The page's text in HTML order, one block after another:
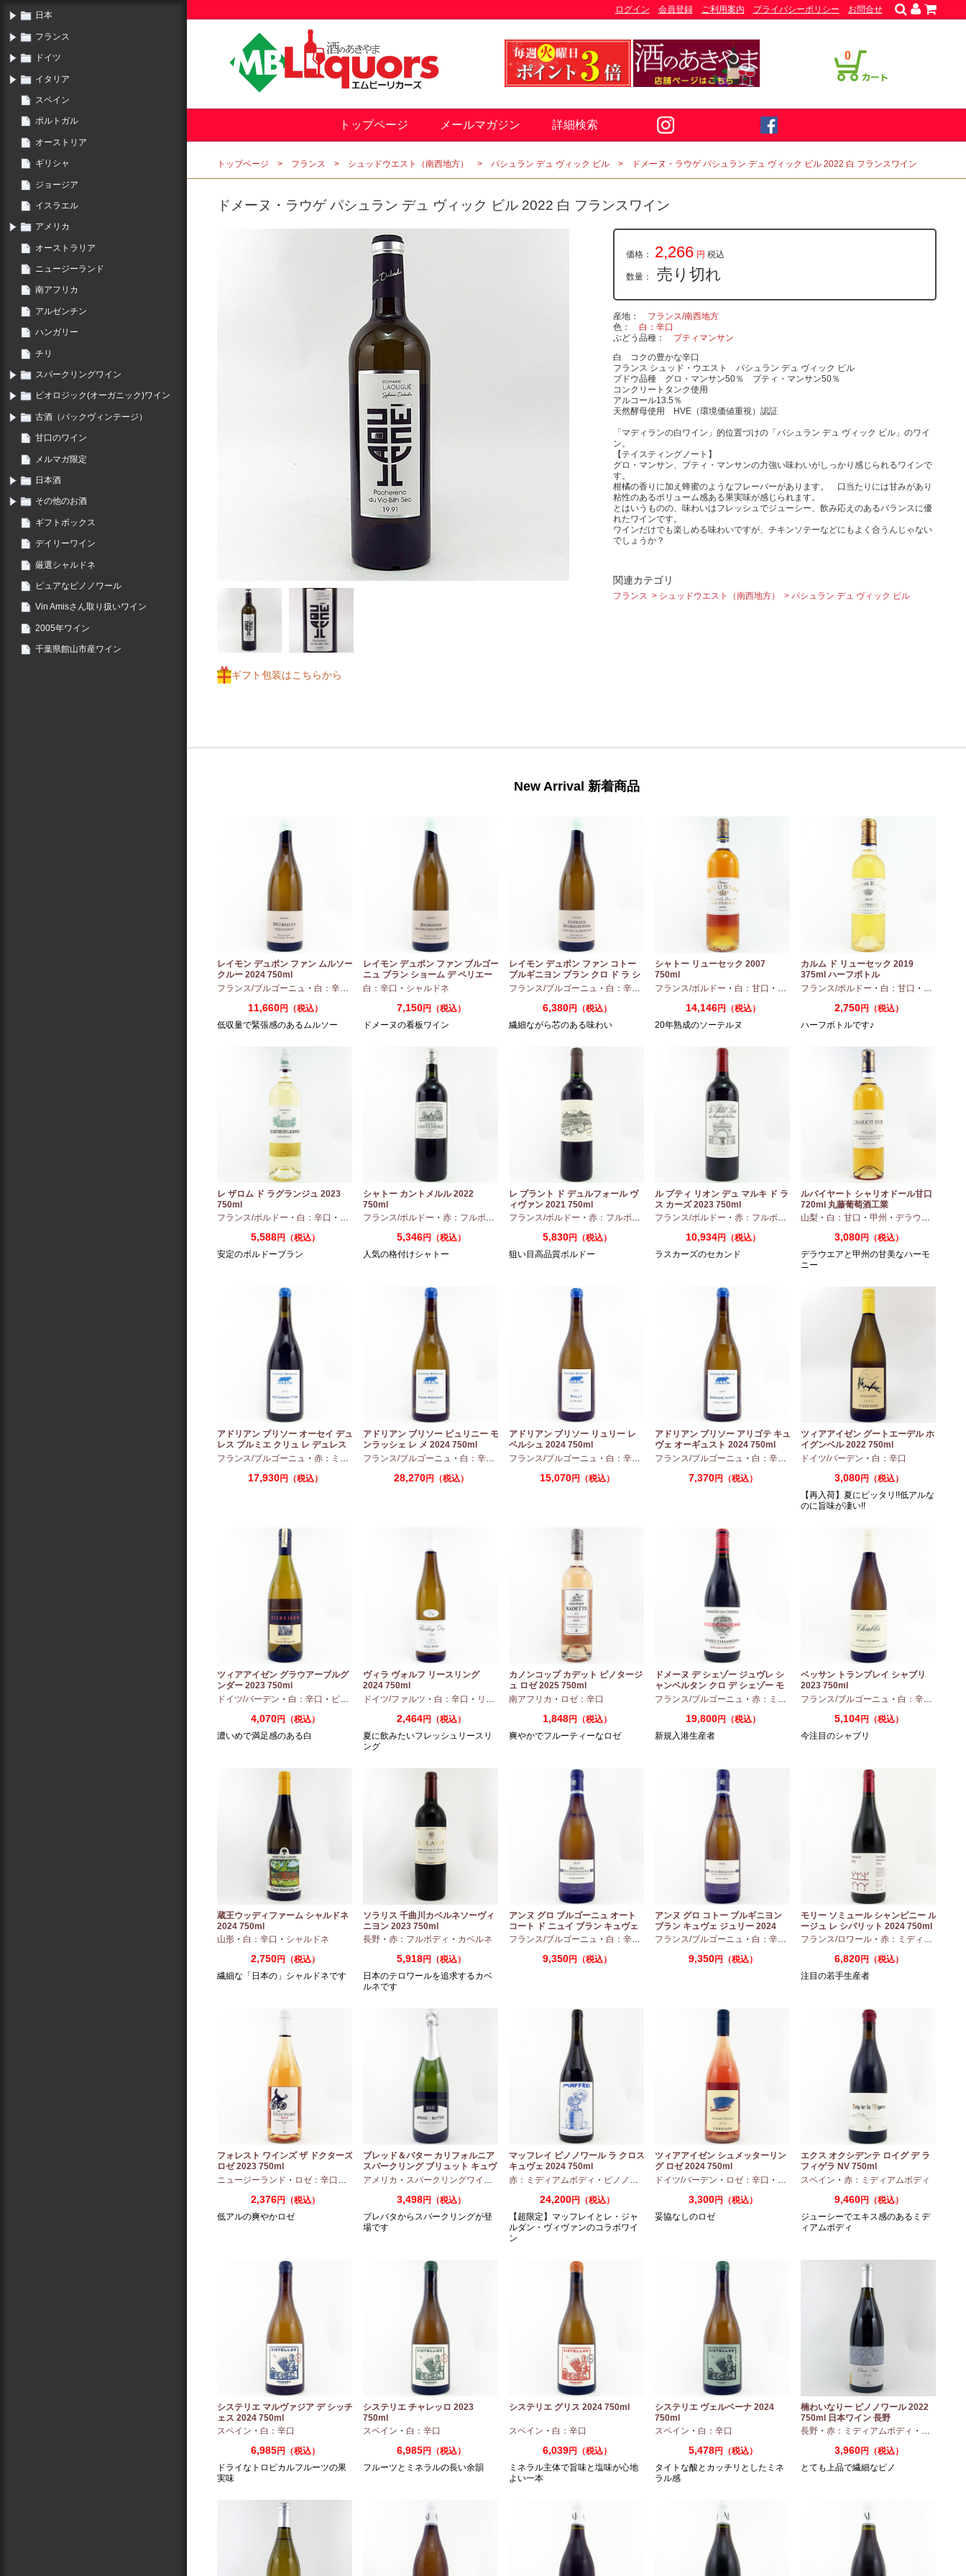
日本
フランス
ドイツ
イタリア
スペイン
ポルトガル
オーストリア
ギリシャ
ジョージア
イスラエル
アメリカ
オーストラリア
ニュージーランド
南アフリカ
アルゼンチン
ハンガリー
チリ
スパークリングワイン
ビオロジック(オーガニック)ワイン
古酒（バックヴィンテージ）
甘口のワイン
メルマガ限定
日本酒
その他のお酒
ギフトボックス
デイリーワイン
厳選シャルドネ
ピュアなピノノワール
Vin Amisさん取り扱いワイン
2005年ワイン
千葉県館山市産ワイン
0
ログイン 会員登録 ご利用案内 プライバシーポリシー お問合せ
トップページ メールマガジン 詳細検索
トップページ フランス シュッドウエスト（南西地方） パシュラン デュ ヴィック ビル ドメーヌ・ラウゲ パシュラン デュ ヴィック ビル 2022 白 フランスワイン
ドメーヌ・ラウゲ パシュラン デュ ヴィック ビル 2022 白 フランスワイン
ギフト包装はこちらから
価格： 2,266 円 税込
数量： 売り切れ
産地
フランス/南西地方
色
白：辛口
ぶどう品種
プティマンサン
白 コクの豊かな辛口
フランス シュッド・ウエスト パシュラン デュ ヴィック ビル
ブドウ品種 グロ・マンサン50％ プティ・マンサン50％
コンクリートタンク使用
アルコール13.5％
天然酵母使用 HVE（環境価値重視）認証
「マディランの白ワイン」的位置づけの「パシュラン デュ ヴィック ビル」のワイ
ン。
【テイスティングノート】
グロ・マンサン、プティ・マンサンの力強い味わいがしっかり感じられるワインで
す。
柑橘の香りに加え蜂蜜のようなフレーバーがあります。 口当たりには甘みがあり
粘性のあるボリューム感ある果実味が感じられます。
とはいうものの、味わいはフレッシュでジューシー、飲み応えのあるバランスに優
れたワインです。
ワインだけでも楽しめる味わいですが、チキンソテーなどにもよく合うんじゃない
でしょうか？
関連カテゴリ
フランス シュッドウエスト（南西地方） パシュラン デュ ヴィック ビル
New Arrival 新着商品
レイモン デュポン ファン ムルソー
クルー 2024 750ml
フランス/ブルゴーニュ ・ 白：辛口 シャルドネ
11,660円（税込）
低収量で緊張感のあるムルソー
レイモン デュポン ファン ブルゴー
ニュ ブラン ショーム デ ペリエー
ル 2024 750ml
白：辛口 ・ シャルドネ
7,150円（税込）
ドメーヌの看板ワイン
レイモン デュポン ファン コトー
ブルギニヨン ブラン クロ ド ラ シ
ャペル 2024 750ml
フランス/ブルゴーニュ ・ 白：辛口 シャルドネ
6,380円（税込）
繊細ながら芯のある味わい
シャトー リューセック 2007
750ml
フランス/ボルドー ・ 白：甘口 ・ セミヨン・ソーヴィニオンブラン
14,146円（税込）
20年熟成のソーテルヌ
カルム ド リューセック 2019
375ml ハーフボトル
フランス/ボルドー ・ 白：甘口 ・
2,750円（税込）
ハーフボトルです♪
レ ザロム ド ラグランジュ 2023
750ml
フランス/ボルドー ・ 白：辛口 ・ セミヨン・ソーヴィニオンブラン
5,588円（税込）
安定のボルドーブラン
シャトー カントメルル 2022
750ml
フランス/ボルドー ・ 赤：フルボディ ・カベルネ・カベルネフラン・プティヴェルド・メルロー
5,346円（税込）
人気の格付けシャトー
レ プラント ド デュルフォール ヴ
ィヴァン 2021 750ml
フランス/ボルドー ・ 赤：フルボディ
5,830円（税込）
狙い目高品質ボルドー
ル プティ リオン デュ マルキ ド ラ
ス カーズ 2023 750ml
フランス/ボルドー ・ 赤：フルボディ
10,934円（税込）
ラスカーズのセカンド
ルバイヤート シャリオドール甘口
720ml 丸藤葡萄酒工業
山梨・ 白：甘口 ・ 甲州 ・ デラウエア
3,080円（税込）
デラウエアと甲州の甘美なハーモ
ニー
アドリアン ブリソー オーセイ デュ
レス プルミエ クリュ レ デュレス
2024 750ml
フランス/ブルゴーニュ ・ 赤：ミディアムボディ ・ピノノワール
17,930円（税込）
アドリアン ブリソー ピュリニー モ
ンラッシェ レ メ 2024 750ml
フランス/ブルゴーニュ ・ 白：辛口 シャルドネ
28,270円（税込）
アドリアン ブリソー リュリー レ
ペルシュ 2024 750ml
フランス/ブルゴーニュ ・ 白：辛口 シャルドネ
15,070円（税込）
アドリアン ブリソー アリゴテ キュ
ヴェ オーギュスト 2024 750ml
フランス/ブルゴーニュ ・ 白：辛口 アリゴテ
7,370円（税込）
ツィアアイゼン グートエーデル ホ
イグンベル 2022 750ml
ドイツ/バーデン ・ 白：辛口
3,080円（税込）
【再入荷】夏にピッタリ!!低アルな
のに旨味が凄い!!
ツィアアイゼン グラウアーブルグ
ンダー 2023 750ml
ドイツ/バーデン ・ 白：辛口 ・ ピノグリ
4,070円（税込）
濃いめで満足感のある白
ヴィラ ヴォルフ リースリング
2024 750ml
ドイツ/ファルツ ・ 白：辛口 ・ リースリング
2,464円（税込）
夏に飲みたいフレッシュリースリ
ング
カノンコップ カデット ピノタージ
ュ ロゼ 2025 750ml
南アフリカ ・ ロゼ：辛口
1,848円（税込）
爽やかでフルーティーなロゼ
ドメーヌ デ シェゾー ジュヴレ シ
ャンベルタン クロ デ シェゾー モ
ノポール 2023 750ml
フランス/ブルゴーニュ ・ 赤：ミディアムボディ ・ピノノワール
19,800円（税込）
新規入港生産者
ベッサン トランブレイ シャブリ
2023 750ml
フランス/ブルゴーニュ ・ 白：辛口
5,104円（税込）
今注目のシャブリ
蔵王ウッディファーム シャルドネ
2024 750ml
山形・ 白：辛口 ・ シャルドネ
2,750円（税込）
繊細な「日本の」シャルドネです
ソラリス 千曲川カベルネソーヴィ
ニヨン 2023 750ml
長野・ 赤：フルボディ ・ カベルネ
5,918円（税込）
日本のテロワールを追求するカベ
ルネです
アンヌ グロ ブルゴーニュ オート
コート ド ニュイ ブラン キュヴェ
マリーヌ 2024 750ml
フランス/ブルゴーニュ ・ 白：辛口 シャルドネ
9,350円（税込）
アンヌ グロ コトー ブルギニヨン
ブラン キュヴェ ジュリー 2024
フランス/ブルゴーニュ ・ 白：辛口 シャルドネ
9,350円（税込）
モリー ソミュール シャンピニー ル
ージュ レ シバリット 2024 750ml
フランス/ロワール・ 赤：ミディアムボディ
6,820円（税込）
注目の若手生産者
フォレスト ワインズ ザ ドクターズ
ロゼ 2023 750ml
ニュージーランド ・ ロゼ：辛口 ピノノワール
2,376円（税込）
低アルの爽やかロゼ
ブレッド＆バター カリフォルニア
スパークリング ブリュット キュヴ
ェ NV 750ml
アメリカ ・ スパークリングワイン シャルドネ
3,498円（税込）
ブレバタからスパークリングが登
場です
マッフレイ ピノノワール ラ クロス
キュヴェ 2024 750ml
赤：ミディアムボディ ・ ピノノワール
24,200円（税込）
【超限定】マッフレイとレ・ジャ
ルダン・ヴィヴァンのコラボワイ
ン
ツィアアイゼン シュメッターリン
グ ロゼ 2024 750ml
ドイツ/バーデン ・ ロゼ：辛口 ・ ピノノワール
3,300円（税込）
妥協なしのロゼ
エクス オクシデンテ ロイグ デ ラ
フィゲラ NV 750ml
（2022/2023）
スペイン ・ 赤：ミディアムボディ
9,460円（税込）
ジューシーでエキス感のあるミデ
ィアムボディ
システリエ マルヴァジア デ シッチ
ェス 2024 750ml
スペイン ・ 白：辛口
6,985円（税込）
ドライなトロピカルフルーツの果
実味
システリエ チャレッロ 2023
750ml
スペイン ・ 白：辛口
6,985円（税込）
フルーツとミネラルの長い余韻
システリエ グリス 2024 750ml
スペイン ・ 白：辛口
6,039円（税込）
ミネラル主体で旨味と塩味が心地
よい一本
システリエ ヴェルベーナ 2024
750ml
スペイン ・ 白：辛口
5,478円（税込）
タイトな酸とカッチリとしたミネ
ラル感
楠わいなりー ピノノワール 2022
750ml 日本ワイン 長野
長野・ 赤：ミディアムボディ ・ ピノノワー
3,960円（税込）
とても上品で繊細なピノ